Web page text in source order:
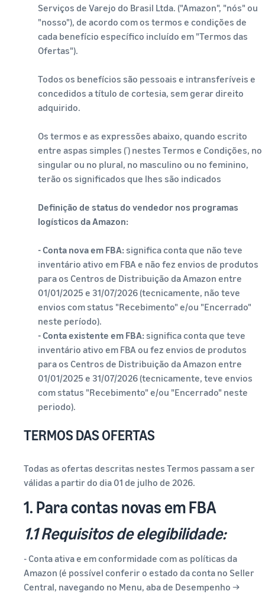
Serviços de Varejo do Brasil Ltda. ("Amazon", "nós" ou
"nosso"), de acordo com os termos e condições de
cada benefício específico incluído em "Termos das
Ofertas").
Todos os benefícios são pessoais e intransferíveis e
concedidos a título de cortesia, sem gerar direito
adquirido.
Os termos e as expressões abaixo, quando escrito
entre aspas simples (´) nestes Termos e Condições, no
singular ou no plural, no masculino ou no feminino,
terão os significados que lhes são indicados
Definição de status do vendedor nos programas
logísticos da Amazon:
- Conta nova em FBA:significa conta que não teve
inventário ativo em FBA e não fez envios de produtos
para os Centros de Distribuição da Amazon entre
01/01/2025 e 31/07/2026 (tecnicamente, não teve
envios com status "Recebimento" e/ou "Encerrado"
neste período).
- Conta existente em FBA:significa conta que teve
inventário ativo em FBA ou fez envios de produtos
para os Centros de Distribuição da Amazon entre
01/01/2025 e 31/07/2026 (tecnicamente, teve envios
com status "Recebimento" e/ou "Encerrado" neste
periodo).
TERMOS DAS OFERTAS
Todas as ofertas descritas nestes Termos passam a ser
válidas a partir do dia 01 de julho de 2026.
1. Para contas novas em FBA
1.1 Requisitos de elegibilidade:
- Conta ativa e em conformidade com as políticas da
Amazon (é possível conferir o estado da conta no Seller
Central, navegando no Menu, aba de Desempenho →